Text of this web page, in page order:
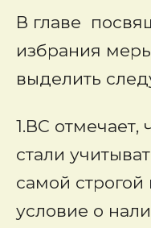
В главе
избрания
выделить
1.ВС отмечает,
стали
самой
условие о